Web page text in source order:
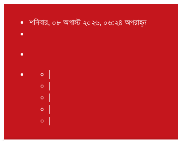
শনিবার, ০৮ অগাস্ট ২০২৬, ০৬:২৪ অপরাহ্ন